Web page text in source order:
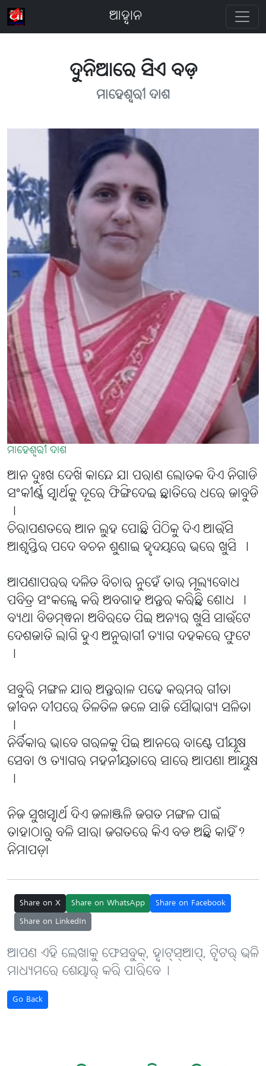
ଆହ୍ବାନ
ଦୁନିଆରେ ସିଏ ବଡ଼
ମାହେଶ୍ବରୀ ଦାଶ
ମାହେଶ୍ବରୀ ଦାଶ
ଆନ ଦୁଃଖ ଦେଖି କାନ୍ଦେ ଯା ପରାଣ ଲୋତକ ଦିଏ ନିଗାଡି
ସଂକୀର୍ଣ୍ଣ ସ୍ୱାର୍ଥକୁ ଦୂରେ ଫିଙ୍ଗିଦେଇ ଛାତିରେ ଧରେ ଜାବୁଡି
।
ଚିରାପଣତରେ ଆନ ଲୁହ ପୋଛି ପିଠିକୁ ଦିଏ ଆଉଁସି
ଆଶ୍ୱସ୍ତିର ପଦେ ବଚନ ଶୁଣାଇ ହୣଦୟରେ ଭରେ ଖୁସି ।
ଆପଣାପରର ଦଳିତ ବିଚାର ନୁହେଁ ତାର ମୂଲ୍ୟବୋଧ
ପବିତ୍ର ସଂକଳ୍ପେ କରି ଅବଗାହ ଅନ୍ତର କରିଛି ଶୋଧ ।
ବ୍ୟଥା ବିଡମ୍ଵନା ଅବିରତେ ପିଇ ଅନ୍ୟର ଖୁସି ସାଉଁଟେ
ଦେଶଜାତି ଲାଗି ହୁଏ ଅନୁରାଗୀ ତ୍ୟାଗ ଦହକରେ ଫୁଟେ
।
ସବୁରି ମଙ୍ଗଳ ଯାର ଅନ୍ତରାଳ ପଢେ କରମର ଗୀତା
ଜୀବନ ଦୀପରେ ତିଳତିଳ ଜଳେ ସାଜି ସୌଭାଗ୍ୟ ସଳିତା
।
ନିର୍ବିକାର ଭାବେ ଗରଳକୁ ପିଇ ଆନରେ ବାଣ୍ଟେ ପୀୟୂଷ
ସେବା ଓ ତ୍ୟାଗର ମହନୀୟତାରେ ସାରେ ଆପଣା ଆୟୁଷ
।
ନିଜ ସୁଖସ୍ୱାର୍ଥ ଦିଏ ଜଳାଞ୍ଜଳି ଜଗତ ମଙ୍ଗଳ ପାଇଁ
ତାହାଠାରୁ ବଳି ସାରା ଜଗତରେ କିଏ ବଡ ଅଛି କାହିଁ?
ନିମାପଡ଼ା
Share on X Share on WhatsApp
Share on Facebook
Share on LinkedIn
ଆପଣ ଏହି ଲେଖାକୁ ଫେସବୁକ୍, ହ୍ବାଟ୍‌ସ୍‌ଆପ୍, ଟ୍ବିଟର୍ ଭଳି
ମାଧ୍ୟମରେ ଶେୟାର୍ କରି ପାରିବେ୤
Go Back